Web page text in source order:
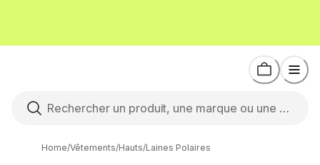
Home/Vêtements/Hauts/Laines Polaires